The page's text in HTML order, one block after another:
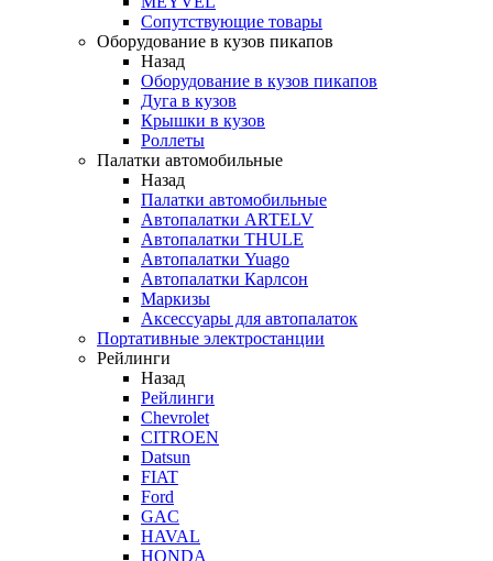
Сопутствующие товары
Оборудование в кузов пикапов
Назад
Оборудование в кузов пикапов
Дуга в кузов
Крышки в кузов
Роллеты
Палатки автомобильные
Назад
Палатки автомобильные
Автопалатки ARTELV
Автопалатки THULE
Автопалатки Yuago
Автопалатки Карлсон
Маркизы
Аксессуары для автопалаток
Портативные электростанции
Рейлинги
Назад
Рейлинги
Chevrolet
CITROEN
Datsun
FIAT
Ford
GAC
HAVAL
HONDA